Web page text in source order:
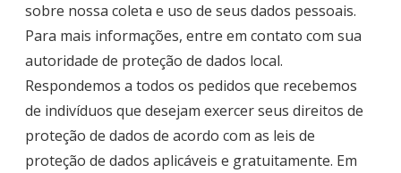
sobre nossa coleta e uso de seus dados pessoais.
Para mais informações, entre em contato com sua
autoridade de proteção de dados local.
Respondemos a todos os pedidos que recebemos
de indivíduos que desejam exercer seus direitos de
proteção de dados de acordo com as leis de
proteção de dados aplicáveis e gratuitamente. Em